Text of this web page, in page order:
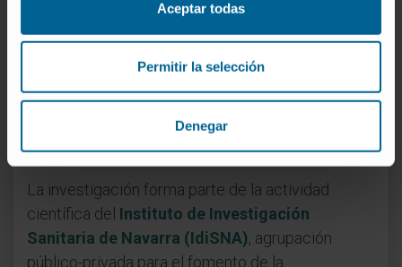
Aceptar todas
Permitir la selección
Denegar
sociales. “Esta trabajo conjunto continúa
investigando nuevas opciones terapéuticas
arterias ocluídas y la reperfusión efectiva del
tejido cerebral, para proporcionar, de manera
individualizada, una medicina de precisión a los
pacientes con ictus”.
La investigación forma parte de la actividad
científica del Instituto de Investigación
Sanitaria de Navarra (IdiSNA), agrupación
público-privada para el fomento de la